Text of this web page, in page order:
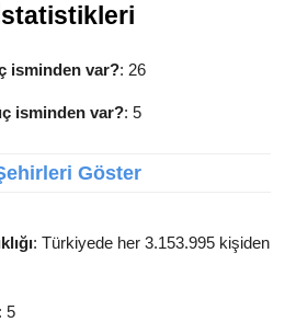
isminden var?: 26
isminden var?: 5
Göster
: Türkiyede her 3.153.995 kişiden
: 5